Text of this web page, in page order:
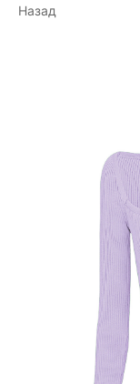
Назад